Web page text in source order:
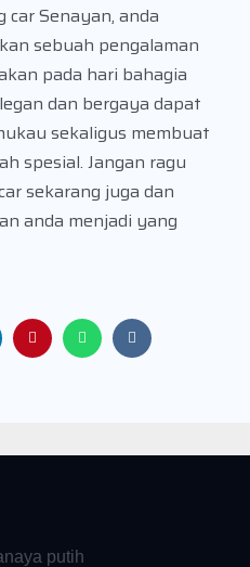
car Senayan, anda
sebuah pengalaman
pada hari bahagia
dan bergaya dapat
sekaligus membuat
spesial. Jangan ragu
sekarang juga dan
anda menjadi yang